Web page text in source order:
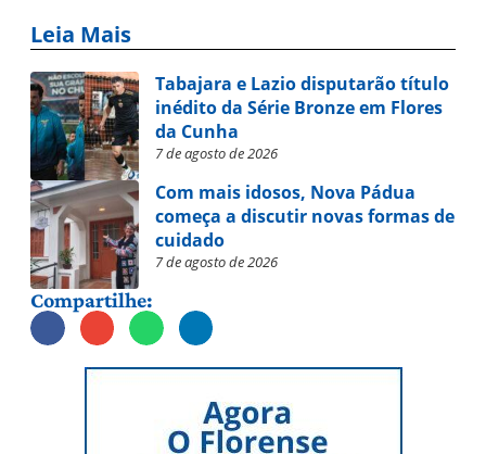
Leia Mais
Tabajara e Lazio disputarão título
inédito da Série Bronze em Flores
da Cunha
7 de agosto de 2026
Com mais idosos, Nova Pádua
começa a discutir novas formas de
cuidado
7 de agosto de 2026
Compartilhe: